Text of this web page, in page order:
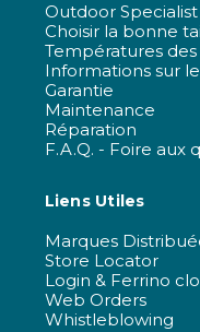
Outdoor Specialist
Choisir la bonne
Températures
Informations sur
Garantie
Maintenance
Réparation
F.A.Q. - Foire aux
Liens Utiles
Marques
Store Locator
Login & Ferrino
Web Orders
Whistleblowing